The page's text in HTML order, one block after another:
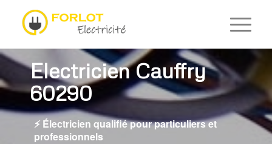
Electricien Cauffry
60290
⚡ Électricien qualifié pour particuliers et
professionnels